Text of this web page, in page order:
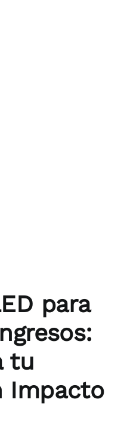
para
tu
Impacto